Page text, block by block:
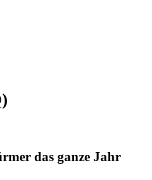
das ganze Jahr